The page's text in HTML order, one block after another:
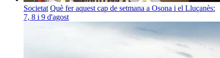
Societat Què fer aquest cap de setmana a Osona i el Lluçanès:
7, 8 i 9 d'agost